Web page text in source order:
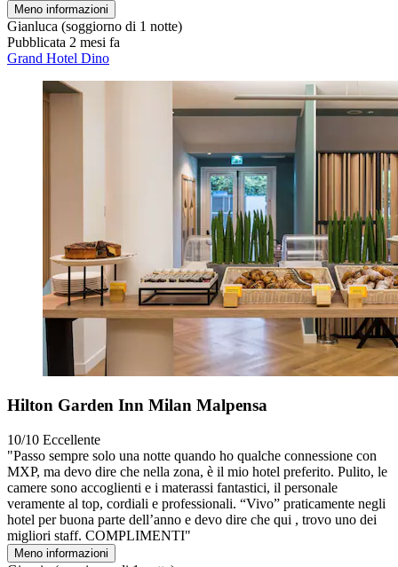
Meno informazioni
Gianluca (soggiorno di 1 notte)
Pubblicata 2 mesi fa
Grand Hotel Dino
Hilton Garden Inn Milan Malpensa
10/10 Eccellente
"Passo sempre solo una notte quando ho qualche connessione con
MXP, ma devo dire che nella zona, è il mio hotel preferito. Pulito, le
camere sono accoglienti e i materassi fantastici, il personale
veramente al top, cordiali e professionali. “Vivo” praticamente negli
hotel per buona parte dell’anno e devo dire che qui , trovo uno dei
migliori staff. COMPLIMENTI"
Meno informazioni